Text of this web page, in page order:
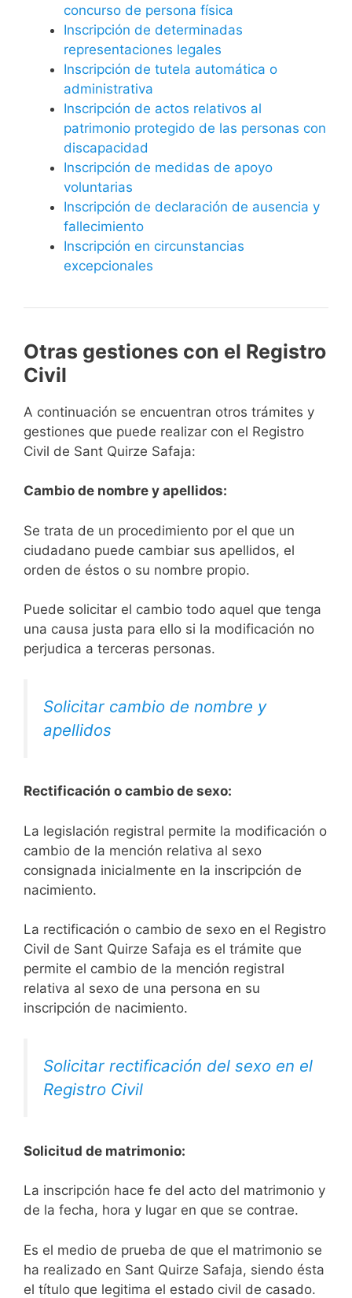
concurso de persona física
Inscripción de determinadas
representaciones legales
Inscripción de tutela automática o
administrativa
Inscripción de actos relativos al
patrimonio protegido de las personas con
discapacidad
Inscripción de medidas de apoyo
voluntarias
Inscripción de declaración de ausencia y
fallecimiento
Inscripción en circunstancias
excepcionales
Otras gestiones con el Registro
Civil
A continuación se encuentran otros trámites y
gestiones que puede realizar con el Registro
Civil de Sant Quirze Safaja:
Cambio de nombre y apellidos:
Se trata de un procedimiento por el que un
ciudadano puede cambiar sus apellidos, el
orden de éstos o su nombre propio.
Puede solicitar el cambio todo aquel que tenga
una causa justa para ello si la modificación no
perjudica a terceras personas.
Solicitar cambio de nombre y
apellidos
Rectificación o cambio de sexo:
La legislación registral permite la modificación o
cambio de la mención relativa al sexo
consignada inicialmente en la inscripción de
nacimiento.
La rectificación o cambio de sexo en el Registro
Civil de Sant Quirze Safaja es el trámite que
permite el cambio de la mención registral
relativa al sexo de una persona en su
inscripción de nacimiento.
Solicitar rectificación del sexo en el
Registro Civil
Solicitud de matrimonio:
La inscripción hace fe del acto del matrimonio y
de la fecha, hora y lugar en que se contrae.
Es el medio de prueba de que el matrimonio se
ha realizado en Sant Quirze Safaja, siendo ésta
el título que legitima el estado civil de casado.